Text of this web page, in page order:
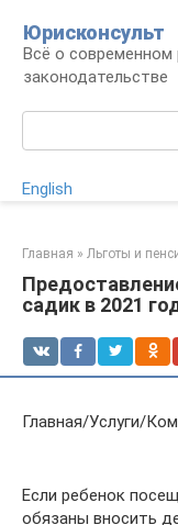
контенту
Юрисконсульт
Всё о современном
законодательстве
English
Главная » Льготы и
садик в 2021
Главная/Услуги/
Если ребенок
обязаны вносить